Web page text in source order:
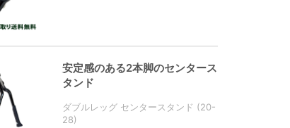
安定感のある2本脚のセンタース
タンド
ダブルレッグ センタースタンド (20-
28)